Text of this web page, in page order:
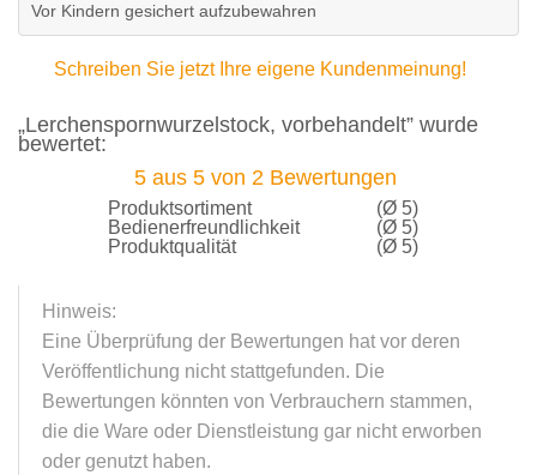
Vor Kindern gesichert aufzubewahren
Schreiben Sie jetzt Ihre eigene Kundenmeinung!
„Lerchenspornwurzelstock, vorbehandelt” wurde
bewertet:
5 aus 5 von 2 Bewertungen
Produktsortiment
(Ø 5)
Bedienerfreundlichkeit
(Ø 5)
Produktqualität
(Ø 5)
Hinweis:
Eine Überprüfung der Bewertungen hat vor deren
Veröffentlichung nicht stattgefunden. Die
Bewertungen könnten von Verbrauchern stammen,
die die Ware oder Dienstleistung gar nicht erworben
oder genutzt haben.